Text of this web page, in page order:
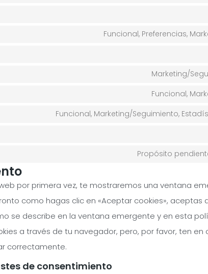
Funcional, Preferencias,
Marketing/
Funcional,
Funcional, Marketing/Seguimiento,
Propósito
por primera vez, te mostraremos una ventana
como hagas clic en «Aceptar cookies», aceptas
se describe en la ventana emergente y en esta
a través de tu navegador, pero, por favor, ten
correctamente.
de consentimiento